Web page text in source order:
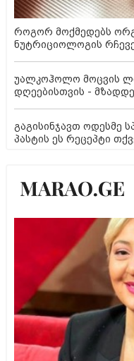
როგორ მოქმედებს
ნუტრიციოლოგის
უალკოჰოლო მოცვის
დღეებისთვის -
გაგისინჯავთ ოდესმე
პასტის ეს რეცეპტი